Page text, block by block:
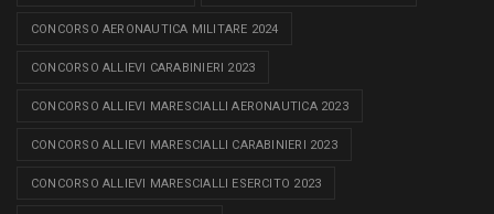
CONCORSO AERONAUTICA MILITARE 2024
CONCORSO ALLIEVI CARABINIERI 2023
CONCORSO ALLIEVI MARESCIALLI AERONAUTICA 2023
CONCORSO ALLIEVI MARESCIALLI CARABINIERI 2023
CONCORSO ALLIEVI MARESCIALLI ESERCITO 2023